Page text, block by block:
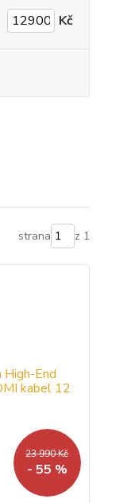
Kč
strana z 1
23 990 Kč
- 55 %